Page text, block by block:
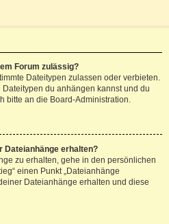
Forum zulässig?
Dateitypen zulassen oder verbieten.
du anhängen kannst und du
bitte an die Board-Administration.
Dateianhänge erhalten?
zu erhalten, gehe in den persönlichen
einen Punkt „Dateianhänge
Dateianhänge erhalten und diese